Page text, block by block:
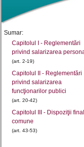
Sumar:
Capitolul I - Reglementări
privind salarizarea
(art. 2-19)
Capitolul II - Reglementări
privind salarizarea
funcţionarilor publici
(art. 20-42)
Capitolul III - Dispoziţii
comune
(art. 43-53)